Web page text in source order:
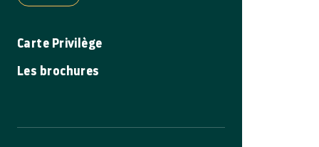
Carte Privilège
Les brochures